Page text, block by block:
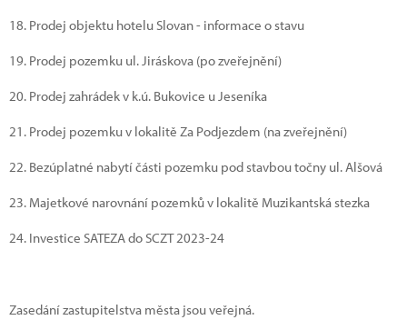
18. Prodej objektu hotelu Slovan - informace o stavu
19. Prodej pozemku ul. Jiráskova (po zveřejnění)
20. Prodej zahrádek v k.ú. Bukovice u Jeseníka
21. Prodej pozemku v lokalitě Za Podjezdem (na zveřejnění)
22. Bezúplatné nabytí části pozemku pod stavbou točny ul. Alšová
23. Majetkové narovnání pozemků v lokalitě Muzikantská stezka
24. Investice SATEZA do SCZT 2023-24
Zasedání zastupitelstva města jsou veřejná.